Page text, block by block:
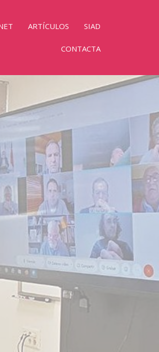
ARTÍCULOS SIAD
CONTACTA